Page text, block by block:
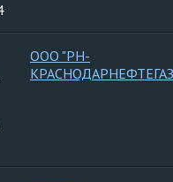
ООО "РН-